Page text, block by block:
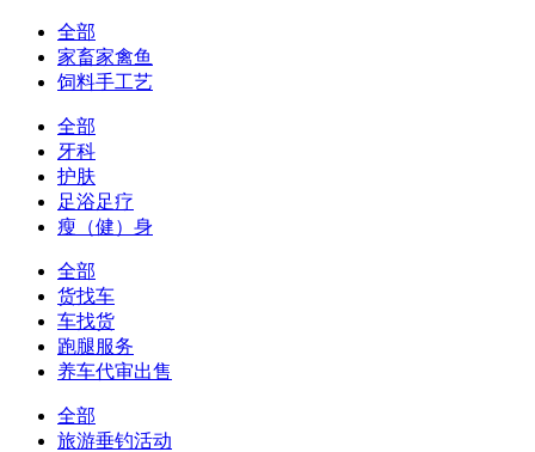
全部
家畜家禽鱼
饲料手工艺
全部
牙科
护肤
足浴足疗
瘦（健）身
全部
货找车
车找货
跑腿服务
养车代审出售
全部
旅游垂钓活动